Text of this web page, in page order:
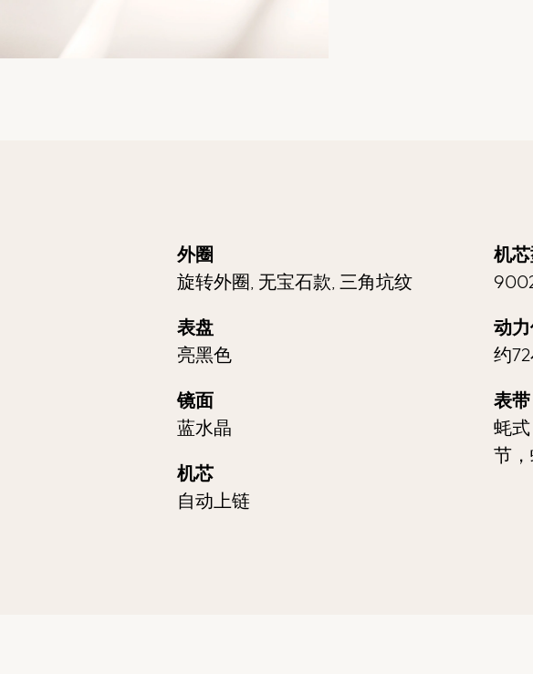
外圈
旋转外圈, 无宝石款, 三角坑纹
表盘
亮黑色
镜面
蓝水晶
机芯
自动上链
机
动
约
表带
蚝
节